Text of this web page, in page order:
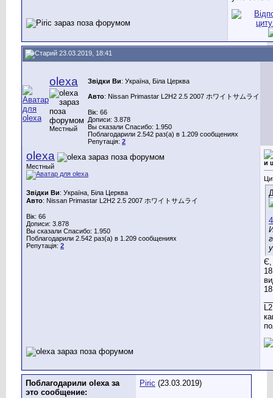
23.03.2019, 18:41
olexa
Местный
Звідки Ви: Україна, Біла Церква
Авто: Nissan Primastar L2H2 2.5 2007 ホワイトサムライ
Вік: 66
Дописи: 3.878
Вы сказали Спасибо: 1.950
Поблагодарили 2.542 раз(а) в 1.209 сообщениях
Репутація: 2
olexa
Местный
Звідки Ви: Україна, Біла Церква
Авто: Nissan Primastar L2H2 2.5 2007 ホワイトサムライ
Вік: 66
Дописи: 3.878
Вы сказали Спасибо: 1.950
Поблагодарили 2.542 раз(а) в 1.209 сообщениях
Репутація: 2
и
Є,
Поблагодарили olexa за
это сообщение:
Piric (23.03.2019)